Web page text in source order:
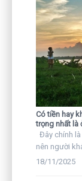
Có tiền hay
trọng nhất là
Đây chính
nên người
18/11/2025